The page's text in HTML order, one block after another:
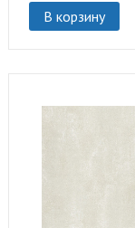
В корзину